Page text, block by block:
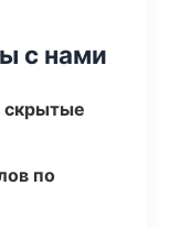
с нами
скрытые
по